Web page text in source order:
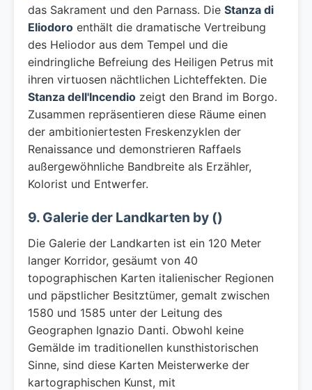
das Sakrament und den Parnass. Die Stanza di
Eliodoro enthält die dramatische Vertreibung
des Heliodor aus dem Tempel und die
eindringliche Befreiung des Heiligen Petrus mit
ihren virtuosen nächtlichen Lichteffekten. Die
Stanza dell'Incendio zeigt den Brand im Borgo.
Zusammen repräsentieren diese Räume einen
der ambitioniertesten Freskenzyklen der
Renaissance und demonstrieren Raffaels
außergewöhnliche Bandbreite als Erzähler,
Kolorist und Entwerfer.
9. Galerie der Landkarten by ()
Die Galerie der Landkarten ist ein 120 Meter
langer Korridor, gesäumt von 40
topographischen Karten italienischer Regionen
und päpstlicher Besitztümer, gemalt zwischen
1580 und 1585 unter der Leitung des
Geographen Ignazio Danti. Obwohl keine
Gemälde im traditionellen kunsthistorischen
Sinne, sind diese Karten Meisterwerke der
kartographischen Kunst, mit